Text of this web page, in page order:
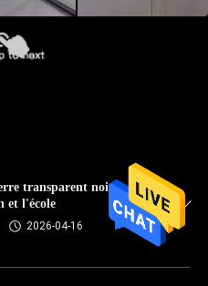
transparent noir
et l'école
2026-04-16